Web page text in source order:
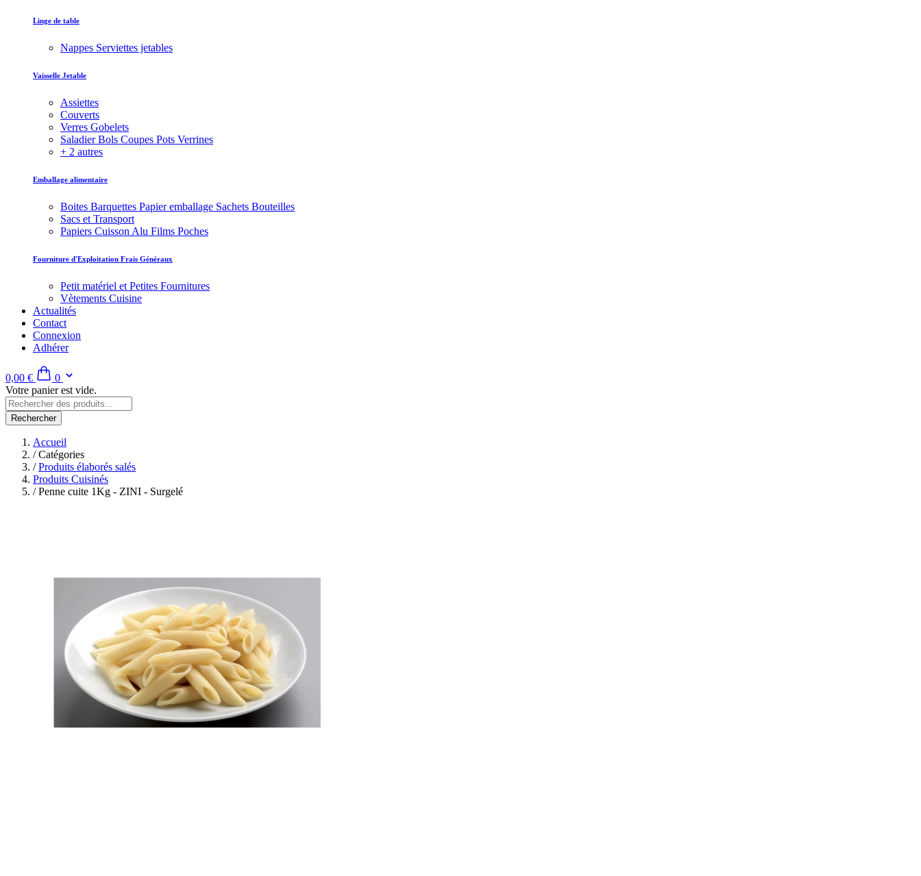
Linge de table
Nappes Serviettes jetables
Vaisselle Jetable
Assiettes
Couverts
Verres Gobelets
Saladier Bols Coupes Pots Verrines
+ 2 autres
Emballage alimentaire
Boites Barquettes Papier emballage Sachets Bouteilles
Sacs et Transport
Papiers Cuisson Alu Films Poches
Fourniture d'Exploitation Frais Généraux
Petit matériel et Petites Fournitures
Vètements Cuisine
Actualités
Contact
Connexion
Adhérer
0,00 €
0
Votre panier est vide.
Rechercher
Accueil
/Catégories
/ Produits élaborés salés
Produits Cuisinés
/Penne cuite 1Kg - ZINI - Surgelé